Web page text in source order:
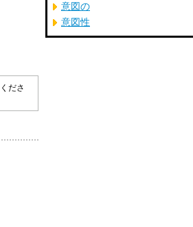
ださ
意図の
意図性